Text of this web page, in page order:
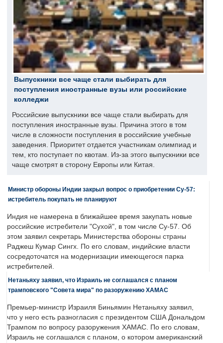
Выпускники все чаще стали выбирать для
поступления иностранные вузы или российские
колледжи
Российские выпускники все чаще стали выбирать для
поступления иностранные вузы. Причина этого в том
числе в сложности поступления в российские учебные
заведения. Приоритет отдается участникам олимпиад и
тем, кто поступает по квотам. Из-за этого выпускники все
чаще смотрят в сторону Европы или Китая.
Министр обороны Индии закрыл вопрос о приобретении Су-57:
истребитель покупать не планируют
Индия не намерена в ближайшее время закупать новые
российские истребители "Сухой", в том числе Су-57. Об
этом заявил секретарь Министерства обороны страны
Раджеш Кумар Сингх. По его словам, индийские власти
сосредоточатся на модернизации имеющегося парка
истребителей.
Нетаньяху заявил, что Израиль не соглашался с планом
трамповского "Совета мира" по разоружению ХАМАС
Премьер-министр Израиля Биньямин Нетаньяху заявил,
что у него есть разногласия с президентом США Дональдом
Трампом по вопросу разоружения ХАМАС. По его словам,
Израиль не соглашался с планом, о котором американский